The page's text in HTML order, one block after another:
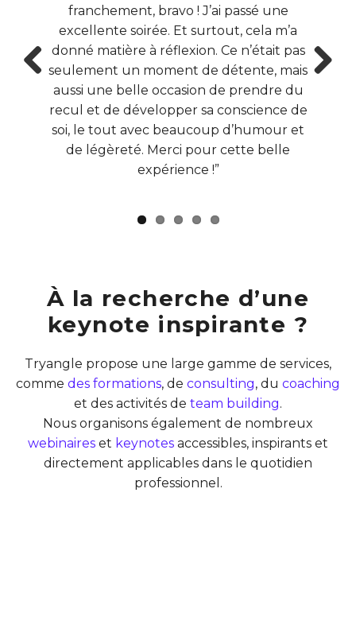
franchement, bravo ! J’ai passé une
excellente soirée. Et surtout, cela m’a
donné matière à réflexion. Ce n’était pas
seulement un moment de détente, mais
aussi une belle occasion de prendre du
recul et de développer sa conscience de
soi, le tout avec beaucoup d’humour et
de légèreté. Merci pour cette belle
expérience !”
À la recherche d’une
keynote inspirante ?
Tryangle propose une large gamme de services,
comme des formations, de consulting, du coaching
et des activités de team building.
Nous organisons également de nombreux
webinaires et keynotes accessibles, inspirants et
directement applicables dans le quotidien
professionnel.